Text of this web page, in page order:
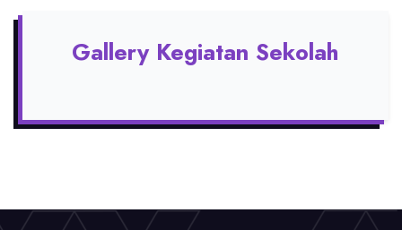
Gallery Kegiatan Sekolah